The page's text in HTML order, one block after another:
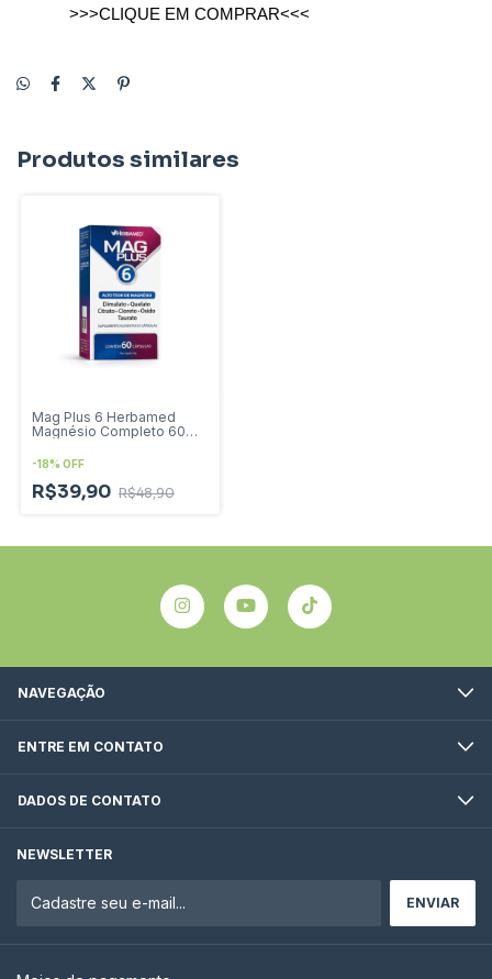
>>>CLIQUE EM COMPRAR<<<
Produtos similares
Mag Plus 6 Herbamed
Magnésio Completo 60
-18% OFF
R$39,90 R$48,90
NAVEGAÇÃO
ENTRE EM CONTATO
DADOS DE CONTATO
NEWSLETTER